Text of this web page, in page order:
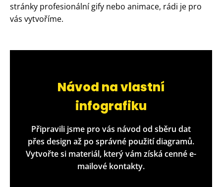
stránky profesionální gify nebo animace, rádi je pro
vás vytvoříme.
Návod na vlastní
infografiku
Připravili jsme pro vás návod od sběru dat
přes design až po správné použití diagramů.
Vytvořte si materiál, který vám získá cenné e-
mailové kontakty.